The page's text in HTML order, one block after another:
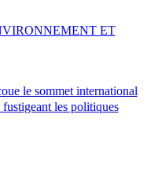
le sommet international
fustigeant les politiques
ET